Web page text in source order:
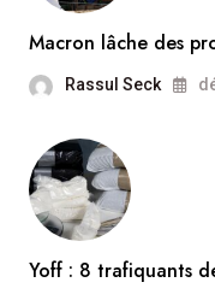
Macron lâche des
Rassul Seck
Yoff : 8 trafiquants